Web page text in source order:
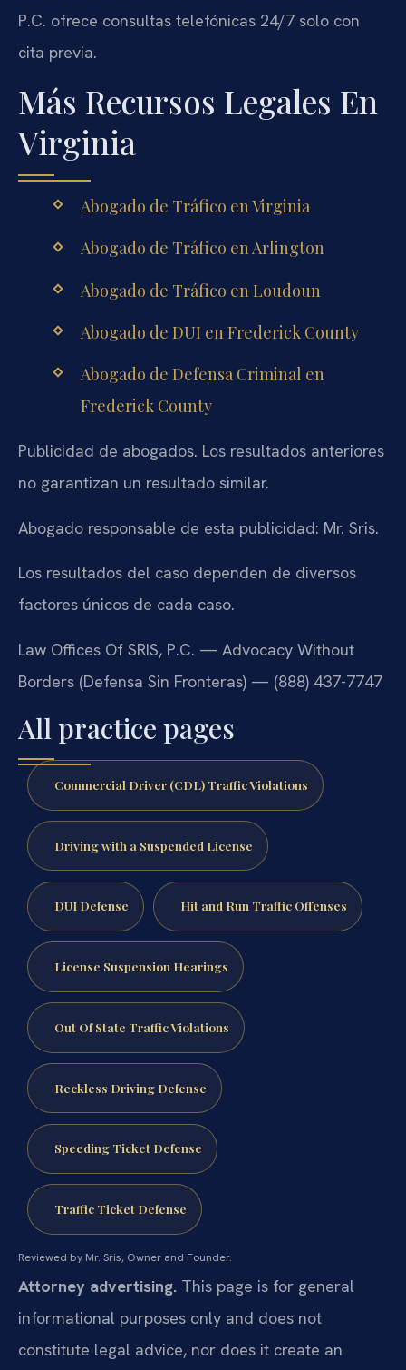
P.C. ofrece consultas telefónicas 24/7 solo con
cita previa.
Más Recursos Legales En
Virginia
Abogado de Tráfico en Virginia
Abogado de Tráfico en Arlington
Abogado de Tráfico en Loudoun
Abogado de DUI en Frederick County
Abogado de Defensa Criminal en
Frederick County
Publicidad de abogados. Los resultados anteriores
no garantizan un resultado similar.
Abogado responsable de esta publicidad: Mr. Sris.
Los resultados del caso dependen de diversos
factores únicos de cada caso.
Law Offices Of SRIS, P.C. — Advocacy Without
Borders (Defensa Sin Fronteras) — (888) 437-7747
All practice pages
Commercial Driver (CDL) Traffic Violations
Driving with a Suspended License
DUI Defense Hit and Run Traffic Offenses
License Suspension Hearings
Out Of State Traffic Violations
Reckless Driving Defense
Speeding Ticket Defense
Traffic Ticket Defense
Reviewed by Mr. Sris, Owner and Founder.
Attorney advertising. This page is for general
informational purposes only and does not
constitute legal advice, nor does it create an